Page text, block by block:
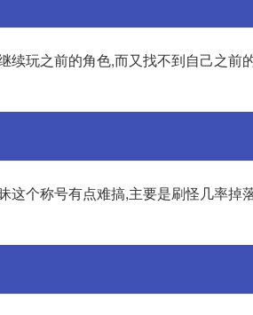
玩之前的角色,而又找不到自己之前
个称号有点难搞,主要是刷怪几率掉